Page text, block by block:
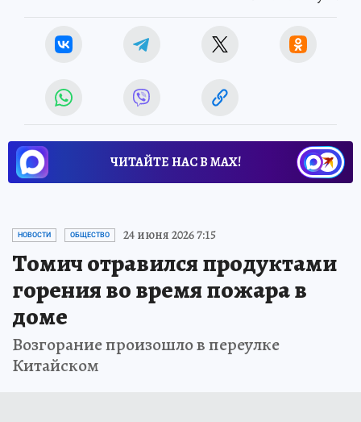
ЧИТАЙТЕ НАС В МАХ!
НОВОСТИ ОБЩЕСТВО 24 июня 2026 7:15
Томич отравился продуктами
горения во время пожара в
доме
Возгорание произошло в переулке
Китайском